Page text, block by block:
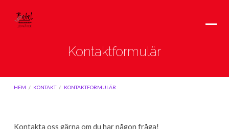
Kontaktformulär
HEM / KONTAKT / KONTAKTFORMULÄR
Kontakta oss gärna om du har någon fråga!